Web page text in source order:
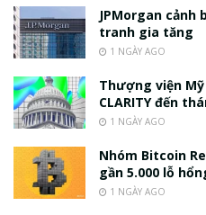
JPMorgan cảnh
tranh gia tăng
1 NGÀY AGO
Thượng viện
CLARITY đến
1 NGÀY AGO
Nhóm Bitcoin
gần 5.000 lỗ
1 NGÀY AGO